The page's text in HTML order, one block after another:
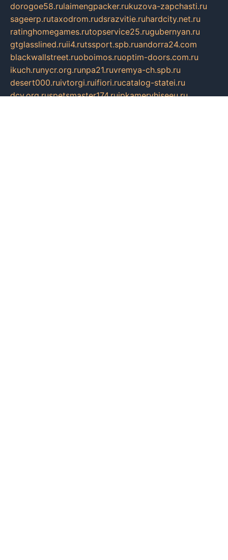
dorogoe58.rulaimengpacker.rukuzova-zapchasti.ru
sageerp.rutaxodrom.rudsrazvitie.ruhardcity.net.ru
ratinghomegames.rutopservice25.rugubernyan.ru
gtglasslined.ruii4.rutssport.spb.ruandorra24.com
blackwallstreet.ruoboimos.ruoptim-doors.com.ru
ikuch.runycr.org.runpa21.ruvremya-ch.spb.ru
desert000.ruivtorgi.ruifiori.rucatalog-statei.ru
dcv.org.ruspetsmaster174.ruipkameryhiseeu.ru